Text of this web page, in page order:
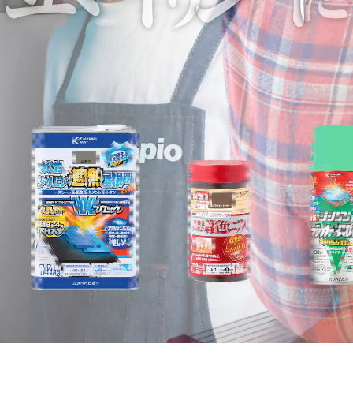
お問い合わせ
関西ペイントHP
塗料の選び方
カラーシミュレーション
Q&A